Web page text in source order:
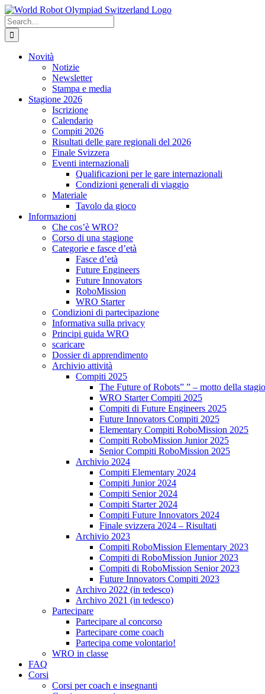
Skip
to
content
Search
for:
Novità
Notizie
Newsletter
Stampa e media
Stagione 2026
Iscrizione
Calendario
Compiti 2026
Risultati delle gare regionali del 2026
Finale Svizzera
Eventi internazionali
Qualificazioni per le gare internazionali
Condizioni generali di viaggio
Materiale
Tavolo da gioco
Informazioni
Che cos’è WRO?
Corso di una stagione
Categorie e fasce d’età
Fasce d’età
Future Engineers
Future Innovators
RoboMission
WRO Starter
Condizioni di partecipazione
Informativa sulla privacy
Principi guida WRO
scaricare
Dossier di apprendimento
Archivio attività
Compiti 2025
The Future of Robots” ” – motto della
WRO Starter Compiti 2025
Compiti di Future Engineers 2025
Future Innovators Compiti 2025
Elementary Compiti RoboMission 2025
Compiti RoboMission Junior 2025
Senior Compiti RoboMission 2025
Archivio 2024
Compiti Elementary 2024
Compiti Junior 2024
Compiti Senior 2024
Compiti Starter 2024
Compiti Future Innovators 2024
Finale svizzera 2024 – Risultati
Archivio 2023
Compiti RoboMission Elementary 2023
Compiti di RoboMission Junior 2023
Compiti di RoboMission Senior 2023
Future Innovators Compiti 2023
Archivo 2022 (in tedesco)
Archivo 2021 (in tedesco)
Partecipare
Partecipare al concorso
Partecipare come coach
Partecipa come volontario!
WRO in classe
FAQ
Corsi
Corsi per coach e insegnanti